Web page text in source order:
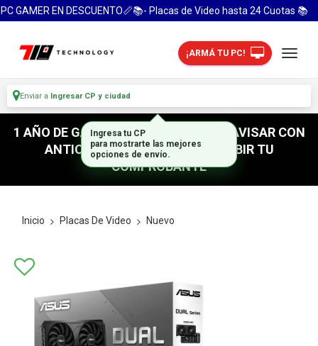
GAMER EN DESCUENTO📏📚- Placas de Video hasta 24 Cuotas 📚
¡ARMÁ TU PC!
Enviar a Ingresar CP y ciudad
1 AÑO DE GARANTIA! / PARA RETIRO AVISAR CON
ANTICIPACION / NO OLVIDES SUBIR TU
COMPROBANTE
Inicio Placas De Video Nuevo
Ingresa tu CP
para mostrarte las mejores
opciones de envío.